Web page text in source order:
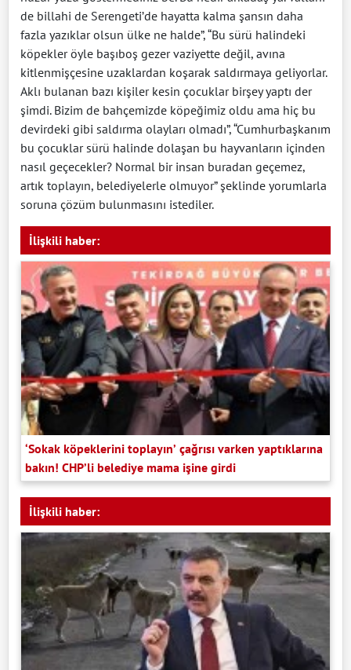
de billahi de Serengeti’de hayatta kalma şansın daha
fazla yazıklar olsun ülke ne halde”, “Bu sürü halindeki
köpekler öyle başıboş gezer vaziyette değil, avına
kitlenmişçesine uzaklardan koşarak saldırmaya geliyorlar.
Aklı bulanan bazı kişiler kesin çocuklar birşey yaptı der
şimdi. Bizim de bahçemizde köpeğimiz oldu ama hiç bu
devirdeki gibi saldırma olayları olmadı”, “Cumhurbaşkanım
bu çocuklar sürü halinde dolaşan bu hayvanların içinden
nasıl geçecekler? Normal bir insan buradan geçemez,
artık toplayın, belediyelerle olmuyor” şeklinde yorumlarla
soruna çözüm bulunmasını istediler.
İlişkili haber:
‘Sokak köpeklerini toplayın’ çağrısı varken yaptıklarına
bakın! CHP’li belediye mama işine girdi
İlişkili haber: